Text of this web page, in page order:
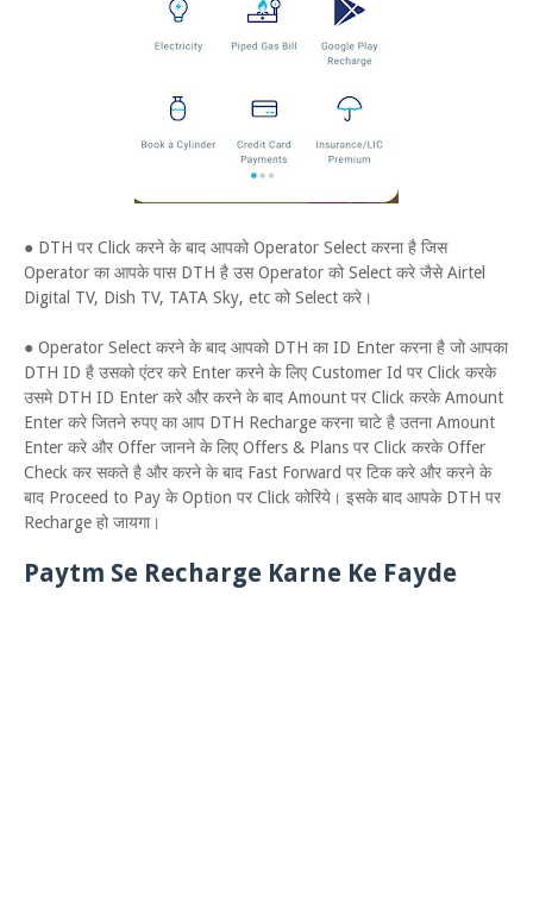
● DTH पर Click करने के बाद आपको Operator Select करना है जिस
Operator का आपके पास DTH है उस Operator को Select करे जैसे Airtel
Digital TV, Dish TV, TATA Sky, etc को Select करे।
● Operator Select करने के बाद आपको DTH का ID Enter करना है जो आपका
DTH ID है उसको एंटर करे Enter करने के लिए Customer Id पर Click करके
उसमे DTH ID Enter करे और करने के बाद Amount पर Click करके Amount
Enter करे जितने रुपए का आप DTH Recharge करना चाटे है उतना Amount
Enter करे और Offer जानने के लिए Offers & Plans पर Click करके Offer
Check कर सकते है और करने के बाद Fast Forward पर टिक करे और करने के
बाद Proceed to Pay के Option पर Click कोरिये। इसके बाद आपके DTH पर
Recharge हो जायगा।
Paytm Se Recharge Karne Ke Fayde